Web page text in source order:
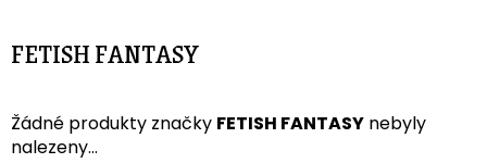
FETISH FANTASY
Žádné produkty značky FETISH FANTASY nebyly
nalezeny...